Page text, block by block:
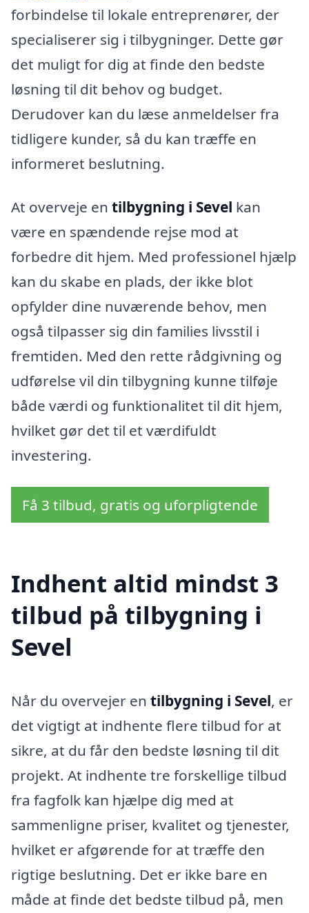
forbindelse til lokale entreprenører, der
specialiserer sig i tilbygninger. Dette gør
det muligt for dig at finde den bedste
løsning til dit behov og budget.
Derudover kan du læse anmeldelser fra
tidligere kunder, så du kan træffe en
informeret beslutning.
At overveje en tilbygning i Sevel kan
være en spændende rejse mod at
forbedre dit hjem. Med professionel hjælp
kan du skabe en plads, der ikke blot
opfylder dine nuværende behov, men
også tilpasser sig din families livsstil i
fremtiden. Med den rette rådgivning og
udførelse vil din tilbygning kunne tilføje
både værdi og funktionalitet til dit hjem,
hvilket gør det til et værdifuldt
investering.
Få 3 tilbud, gratis og uforpligtende
Indhent altid mindst 3
tilbud på tilbygning i
Sevel
Når du overvejer en tilbygning i Sevel, er
det vigtigt at indhente flere tilbud for at
sikre, at du får den bedste løsning til dit
projekt. At indhente tre forskellige tilbud
fra fagfolk kan hjælpe dig med at
sammenligne priser, kvalitet og tjenester,
hvilket er afgørende for at træffe den
rigtige beslutning. Det er ikke bare en
måde at finde det bedste tilbud på, men